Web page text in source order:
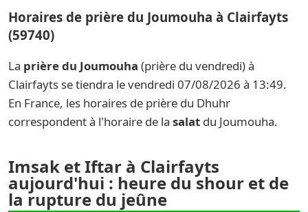
Horaires de prière du Joumouha à Clairfayts
(59740)
La prière du Joumouha (prière du vendredi) à
Clairfayts se tiendra le vendredi 07/08/2026 à 13:49.
En France, les horaires de prière du Dhuhr
correspondent à l'horaire de la salat du Joumouha.
Imsak et Iftar à Clairfayts
aujourd'hui : heure du shour et de
la rupture du jeûne